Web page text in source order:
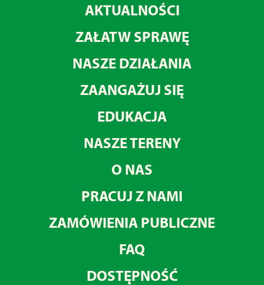
AKTUALNOŚCI
ZAŁATW SPRAWĘ
NASZE DZIAŁANIA
ZAANGAŻUJ SIĘ
EDUKACJA
NASZE TERENY
O NAS
PRACUJ Z NAMI
ZAMÓWIENIA PUBLICZNE
FAQ
DOSTĘPNOŚĆ